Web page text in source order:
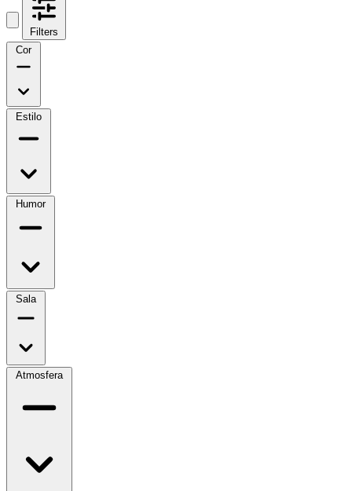
Filters
Cor
Estilo
Humor
Sala
Atmosfera